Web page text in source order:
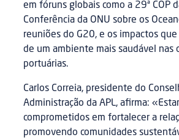
em fóruns globais como a 29ª COP
Conferência da ONU sobre os
reuniões do G20, e os impactos
de um ambiente mais saudável nas
portuárias.
Carlos Correia, presidente do
Administração da APL, afirma:
comprometidos em fortalecer a
promovendo comunidades